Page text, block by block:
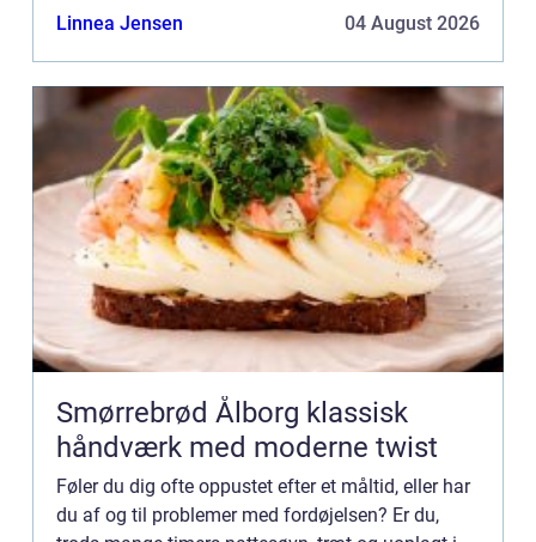
inflammatoriske ...
Linnea Jensen 04 August 2026
Smørrebrød Ålborg klassisk
håndværk med moderne twist
Føler du dig ofte oppustet efter et måltid, eller har
du af og til problemer med fordøjelsen? Er du,